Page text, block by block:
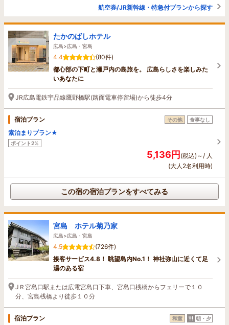
航空券/JR新幹線・特急付プランから探す
たかのばしホテル
広島>広島・宮島
4.4
(80件)
都心部の下町と瀬戸内の島旅を。 広島らしさを楽しみた
いあなたに
JR広島電鉄宇品線鷹野橋駅(路面電車停留場)から徒歩4分
宿泊プラン その他 食事なし
素泊まりプラン★
ポイント2%
5,136円(税込)～/ 人
(大人2名利用時)
この宿の宿泊プランをすべてみる
宮島 ホテル菊乃家
広島>広島・宮島
4.5
(726件)
接客サービス4.8！ 眺望島内No.1！ 神社弥山に近くて足
湯のある宿
JＲ宮島口駅または広電宮島口下車、宮島口桟橋からフェリーで１０
分、宮島桟橋より徒歩１０分
宿泊プラン 和室 朝・夕